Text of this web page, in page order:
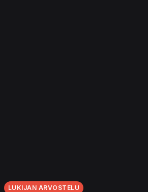
LUKIJAN ARVOSTELU